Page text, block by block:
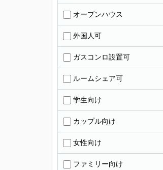
オープンハウス
外国人可
ガスコンロ設置可
ルームシェア可
学生向け
カップル向け
女性向け
ファミリー向け